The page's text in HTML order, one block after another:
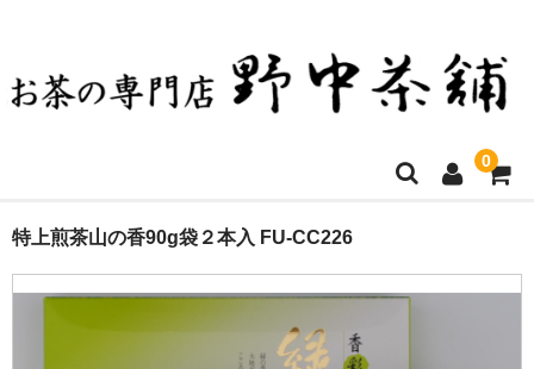
0
ホーム
決済方法・送料など
特上煎茶山の香90g袋２本入 FU-CC226